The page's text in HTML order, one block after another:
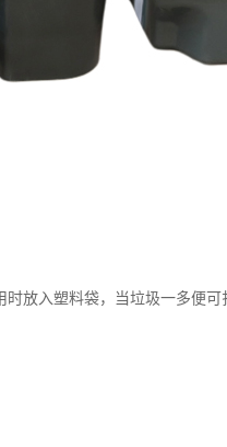
放入塑料袋，当垃圾一多便